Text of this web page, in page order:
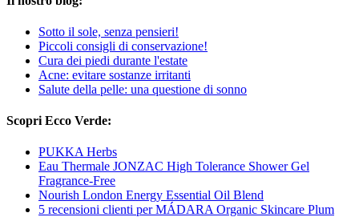
Sotto il sole, senza pensieri!
Piccoli consigli di conservazione!
Cura dei piedi durante l'estate
Acne: evitare sostanze irritanti
Salute della pelle: una questione di sonno
Scopri Ecco Verde:
PUKKA Herbs
Eau Thermale JONZAC High Tolerance Shower Gel
Fragrance-Free
Nourish London Energy Essential Oil Blend
5 recensioni clienti per MÁDARA Organic Skincare Plum